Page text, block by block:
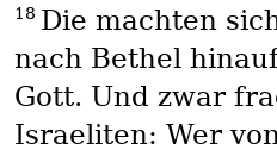
18 Die machten
nach Bethel
Gott. Und zwar
Israeliten: Wer